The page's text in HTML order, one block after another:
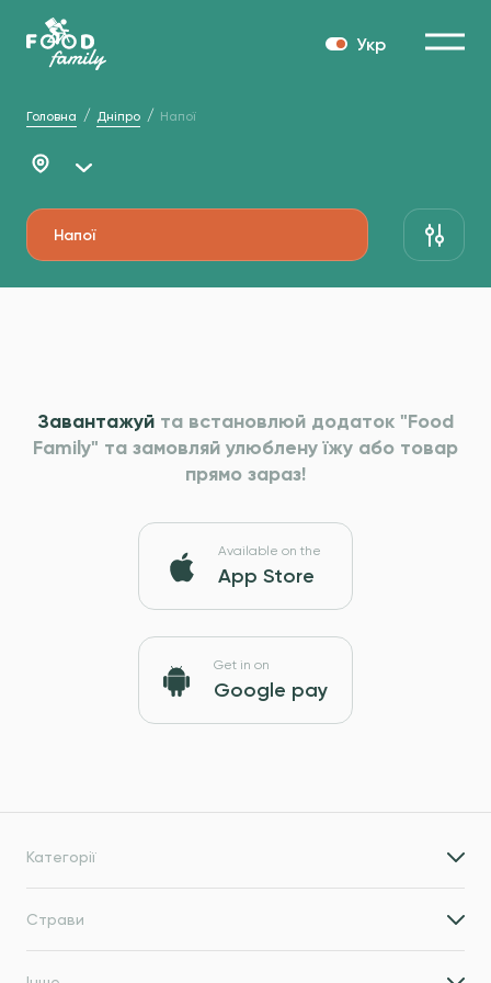
Укр
Головна Дніпро Напої
Напої
Завантажуй та встановлюй додаток "Food
Family" та замовляй улюблену їжу або товар
прямо зараз!
Available on the
App Store
Get in on
Google pay
Категорії
Страви